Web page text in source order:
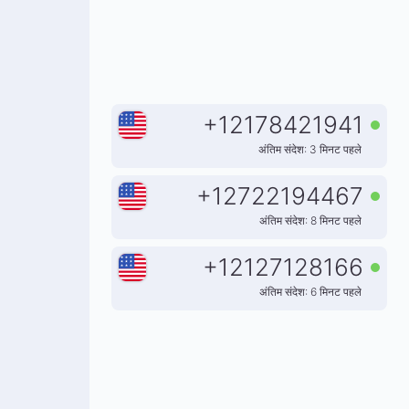
+12178421941
अंतिम संदेश: 3 मिनट पहले
+12722194467
अंतिम संदेश: 8 मिनट पहले
+12127128166
अंतिम संदेश: 6 मिनट पहले